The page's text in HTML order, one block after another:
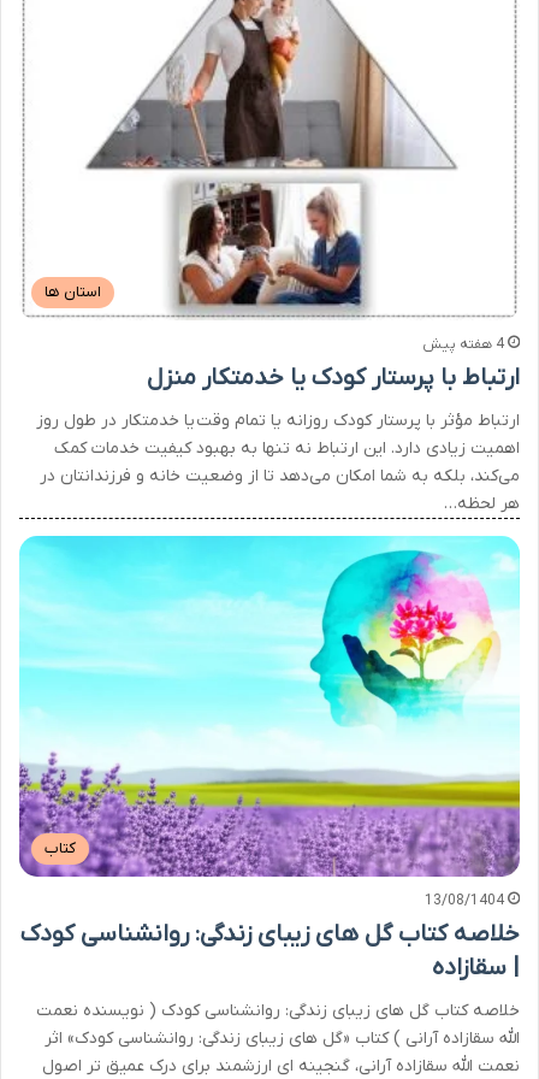
استان ها
4 هفته پیش
ارتباط با پرستار کودک یا خدمتکار منزل
ارتباط مؤثر با پرستار کودک روزانه یا تمام وقت یا خدمتکار در طول روز
اهمیت زیادی دارد. این ارتباط نه تنها به بهبود کیفیت خدمات کمک
می‌کند، بلکه به شما امکان می‌دهد تا از وضعیت خانه و فرزندانتان در
هر لحظه…
کتاب
13/08/1404
خلاصه کتاب گل های زیبای زندگی: روانشناسی کودک
| سقازاده
خلاصه کتاب گل های زیبای زندگی: روانشناسی کودک ( نویسنده نعمت
الله سقازاده آرانی ) کتاب «گل های زیبای زندگی: روانشناسی کودک» اثر
نعمت الله سقازاده آرانی، گنجینه ای ارزشمند برای درک عمیق تر اصول